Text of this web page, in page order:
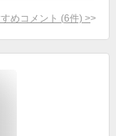
めコメント (6件) >